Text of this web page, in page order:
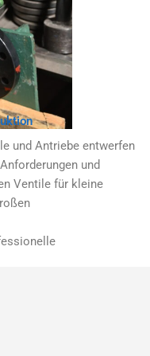
und Antriebe entwerfen
und
Ventile für kleine